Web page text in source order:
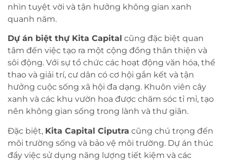
nhìn tuyệt vời và tận hưởng không gian xanh
quanh năm.
Dự án biệt thự Kita Capital cũng đặc biệt quan
tâm đến việc tạo ra một cộng đồng thân thiện và
sôi động. Với sự tổ chức các hoạt động văn hóa, thể
thao và giải trí, cư dân có cơ hội gắn kết và tận
hưởng cuộc sống xã hội đa dạng. Khuôn viên cây
xanh và các khu vườn hoa được chăm sóc tỉ mỉ, tạo
nên không gian sống trong lành và thư giãn.
Đặc biệt, Kita Capital Ciputra cũng chú trọng đến
môi trường sống và bảo vệ môi trường. Dự án thúc
đẩy việc sử dụng năng lượng tiết kiệm và các